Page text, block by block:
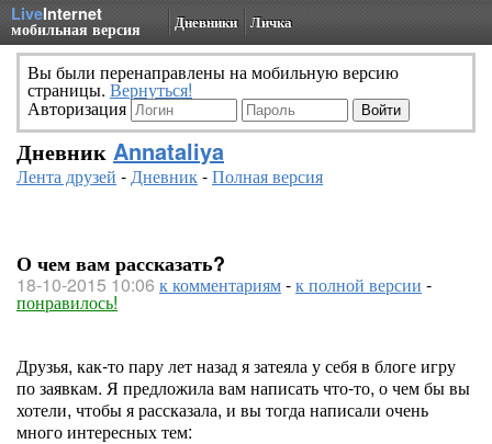
LiveInternet
мобильная версия Дневники Личка
Вы были перенаправлены на мобильную версию
страницы. Вернуться!
Авторизация
Дневник Annataliya
Лента друзей -Дневник-Полная версия
О чем вам рассказать?
18-10-2015 10:06 к комментариям-к полной версии -
понравилось!
Друзья, как-то пару лет назад я затеяла у себя в блоге игру
по заявкам. Я предложила вам написать что-то, о чем бы вы
хотели, чтобы я рассказала, и вы тогда написали очень
много интересных тем: